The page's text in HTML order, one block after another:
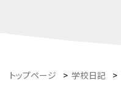
トップページ > 学校日記 >